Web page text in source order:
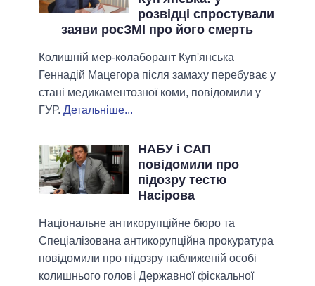
розвідці спростували
заяви росЗМІ про його смерть
Колишній мер-колаборант Куп'янська
Геннадій Мацегора після замаху перебуває у
стані медикаментозної коми, повідомили у
ГУР. Детальніше...
НАБУ і САП
повідомили про
підозру тестю
Насірова
Національне антикорупційне бюро та
Спеціалізована антикорупційна прокуратура
повідомили про підозру наближеній особі
колишнього голові Державної фіскальної